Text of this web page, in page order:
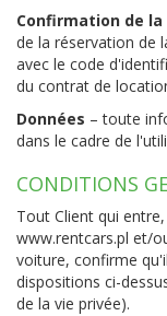
Confirmation de
de la réservation de
avec le code
du contrat de
Données – toute
dans le cadre de
CONDITIONS
Tout Client qui
www.rentcars.pl et/
voiture, confirme
dispositions ci-
de la vie privée).